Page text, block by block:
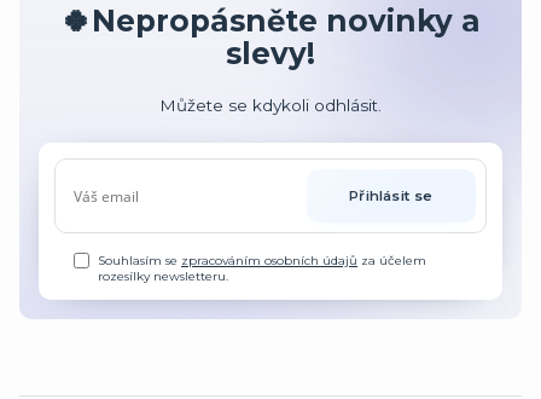
🍀Nepropásněte novinky a
slevy!
Můžete se kdykoli odhlásit.
Přihlásit se
Souhlasím se zpracováním osobních údajů za účelem
rozesílky newsletteru.